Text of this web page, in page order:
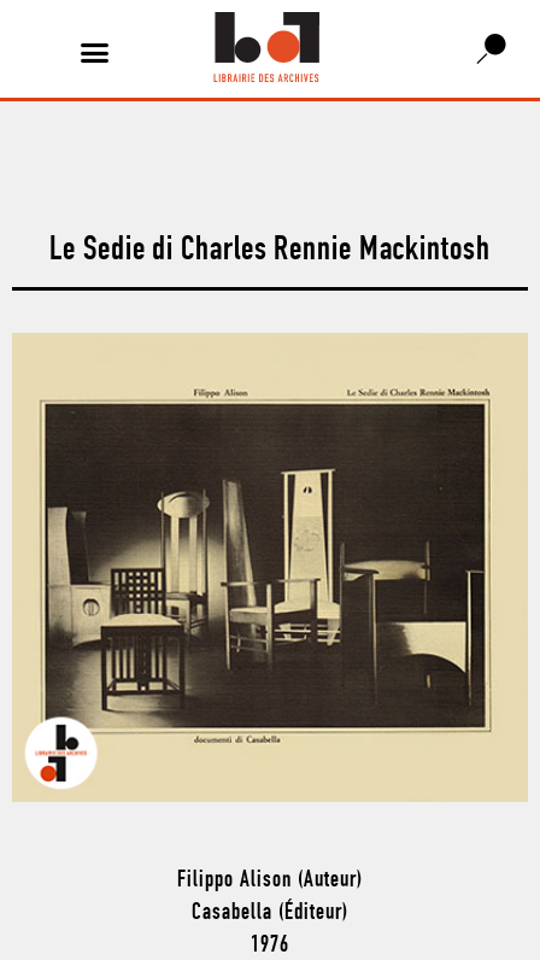
Le Sedie di Charles Rennie Mackintosh
Filippo Alison (Auteur)
Casabella (Éditeur)
1976